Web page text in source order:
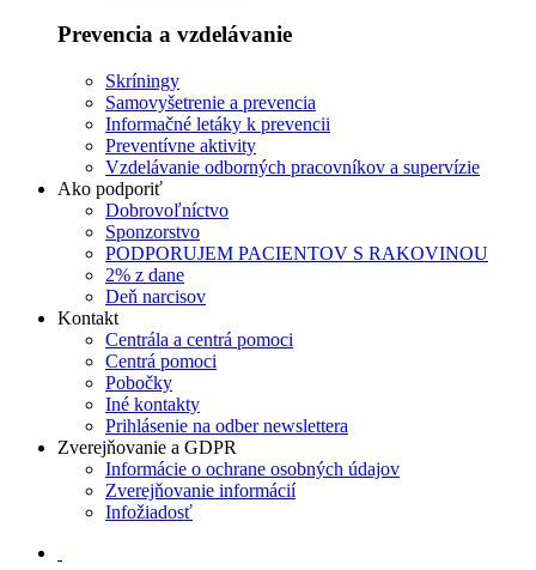
Prevencia a vzdelávanie
Skríningy
Samovyšetrenie a prevencia
Informačné letáky k prevencii
Preventívne aktivity
Vzdelávanie odborných pracovníkov a supervízie
Ako podporiť
Dobrovoľníctvo
Sponzorstvo
PODPORUJEM PACIENTOV S RAKOVINOU
2% z dane
Deň narcisov
Kontakt
Centrála a centrá pomoci
Centrá pomoci
Pobočky
Iné kontakty
Prihlásenie na odber newslettera
Zverejňovanie a GDPR
Informácie o ochrane osobných údajov
Zverejňovanie informácií
Infožiadosť